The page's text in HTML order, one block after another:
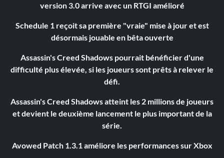
version 3.0 arrive avec un RTGI amélioré
Schedule 1 reçoit sa première "vraie" mise à jour et est
désormais jouable en bêta ouverte
Assassin's Creed Shadows pourrait bénéficier d'une
difficulté plus élevée, si les joueurs sont prêts à relever le
défi.
Assassin's Creed Shadows atteint les 2 millions de joueurs
et devient le deuxième lancement le plus important de la
série.
Avowed Patch 1.3.1 améliore les performances sur Xbox